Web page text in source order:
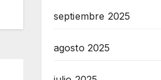
septiembre 2025
agosto 2025